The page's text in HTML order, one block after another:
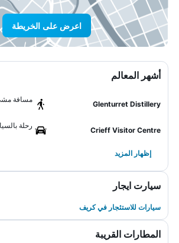
اعرض على الخريطة
أشهر المعالم
Glenturret Distillery
مسافة مشي إلى 17
Crieff Visitor Centre
رحلة بالسيارة إلى
إظهار المزيد
سيارت ايجار
سيارات للاستئجار في كريف
المطارات القريبة